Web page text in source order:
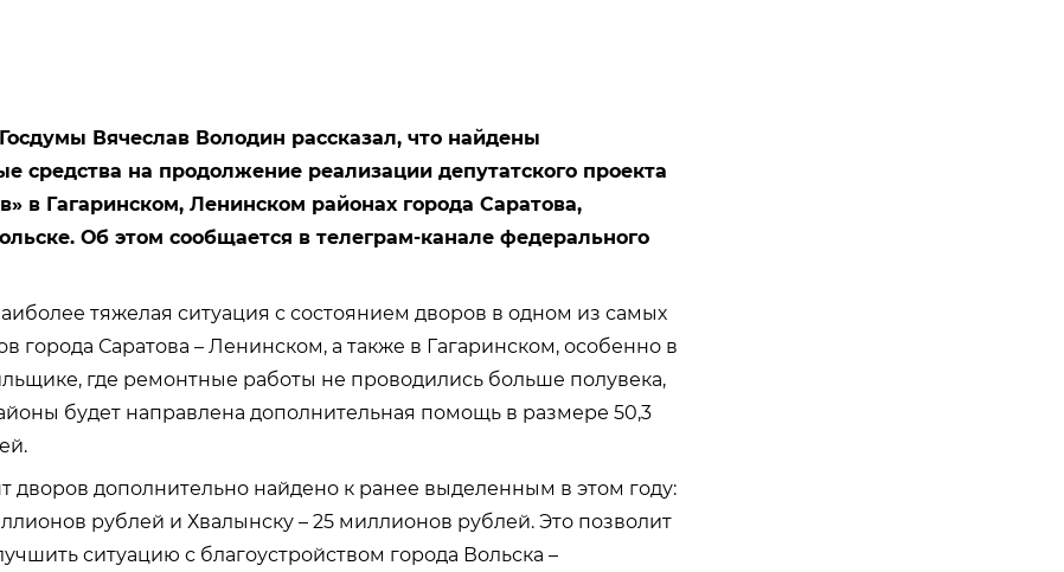
Вячеслав Володин рассказал, что найдены
средства на продолжение реализации депутатского проекта
в Гагаринском, Ленинском районах города Саратова,
Об этом сообщается в телеграм-канале федерального
тяжелая ситуация с состоянием дворов в одном из самых
города Саратова – Ленинском, а также в Гагаринском, особенно в
где ремонтные работы не проводились больше полувека,
будет направлена дополнительная помощь в размере 50,3
дворов дополнительно найдено к ранее выделенным в этом году:
рублей и Хвалынску – 25 миллионов рублей. Это позволит
ситуацию с благоустройством города Вольска –